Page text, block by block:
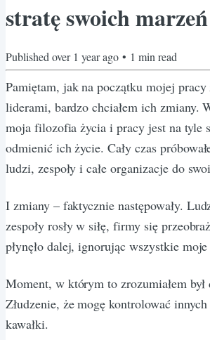
stratę swoich marzeń
Published over 1 year ago • 1 min read
Pamiętam, jak na początku mojej
liderami, bardzo chciałem ich zmiany.
moja filozofia życia i pracy jest na tyle
odmienić ich życie. Cały czas
ludzi, zespoły i całe organizacje do
I zmiany – faktycznie następowały.
zespoły rosły w siłę, firmy się
płynęło dalej, ignorując wszystkie moje
Moment, w którym to zrozumiałem był
Złudzenie, że mogę kontrolować innych
kawałki.